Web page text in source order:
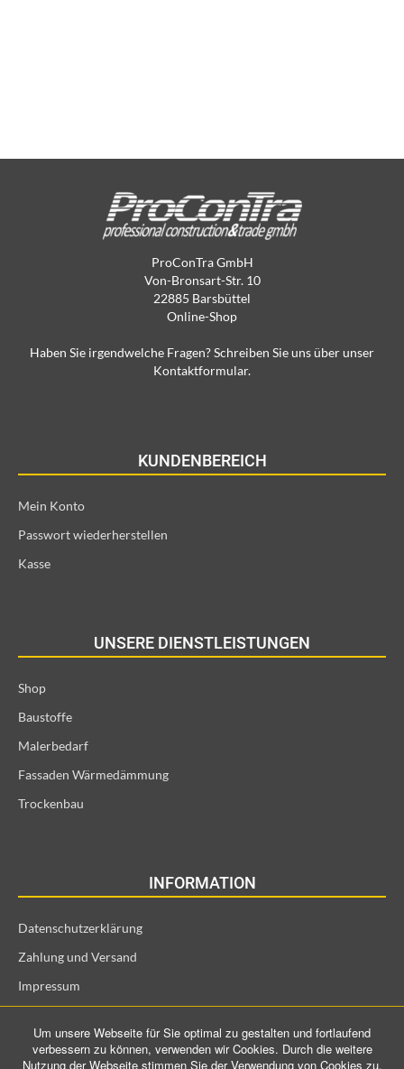
ProConTra GmbH
Von-Bronsart-Str. 10
22885 Barsbüttel
Online-Shop
Haben Sie irgendwelche Fragen? Schreiben Sie uns über unser
Kontaktformular.
KUNDENBEREICH
Mein Konto
Passwort wiederherstellen
Kasse
UNSERE DIENSTLEISTUNGEN
Shop
Baustoffe
Malerbedarf
Fassaden Wärmedämmung
Trockenbau
INFORMATION
Datenschutzerklärung
Zahlung und Versand
Impressum
Widerrufsrecht für Verbraucher
Um unsere Webseite für Sie optimal zu gestalten und fortlaufend
verbessern zu können, verwenden wir Cookies. Durch die weitere
Nutzung der Webseite stimmen Sie der Verwendung von Cookies zu.